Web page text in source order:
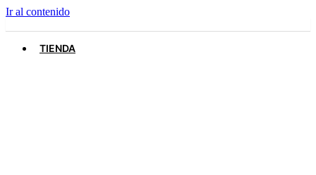
Ir al contenido
TIENDA